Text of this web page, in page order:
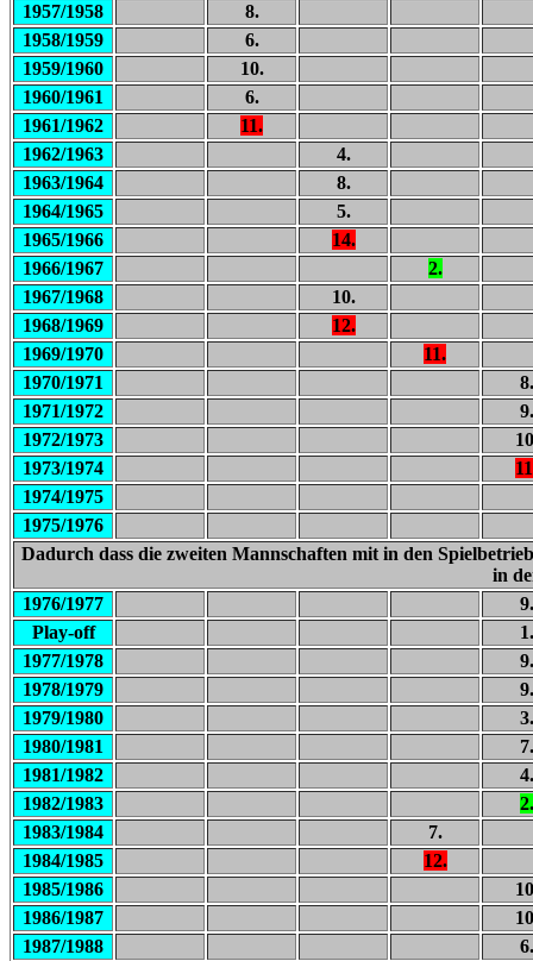
1957/1958
8.
1958/1959
6.
1959/1960
10.
1960/1961
6.
1961/1962
11.
1962/1963
4.
1963/1964
8.
1964/1965
5.
1965/1966
14.
1966/1967
2.
1967/1968
10.
1968/1969
12.
1969/1970
11.
1970/1971
8.
1971/1972
9.
1972/1973
1973/1974
1974/1975
1975/1976
Dadurch dass die zweiten Mannschaften mit in den
in
1976/1977
9.
Play-off
1.
1977/1978
9.
1978/1979
9.
1979/1980
3.
1980/1981
7.
1981/1982
4.
1982/1983
2.
1983/1984
7.
1984/1985
12.
1985/1986
1986/1987
1987/1988
6.